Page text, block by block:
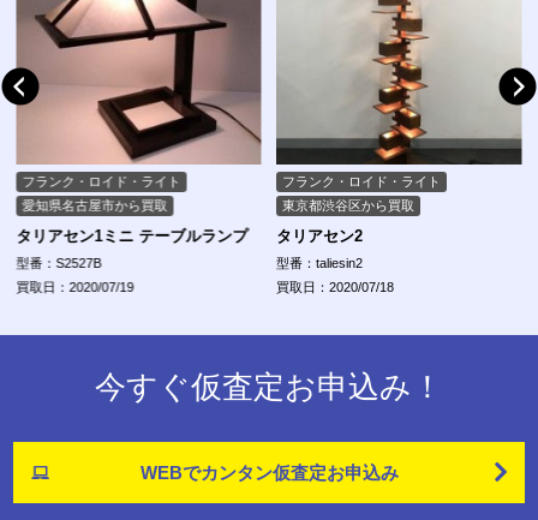
フランク・ロイド・ライト
愛知県名古屋市から買取
タリアセン1ミニ テーブルランプ
型番：S2527B
買取日：2020/07/19
フランク・ロイド・ライト
東京都渋谷区から買取
タリアセン2
型番：taliesin2
買取日：2020/07/18
今すぐ仮査定お申込み！
WEBでカンタン仮査定お申込み